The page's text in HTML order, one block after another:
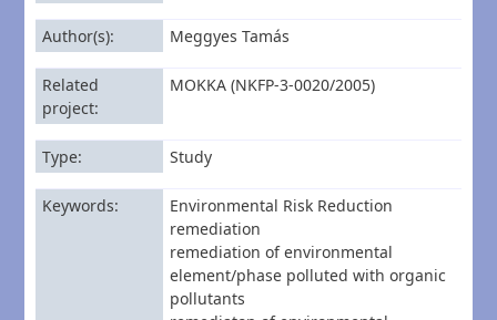
Author(s) Meggyes Tamás
Related
project
MOKKA (NKFP-3-0020/2005)
Type Study
Keywords
Environmental Risk Reduction
remediation
remediation of environmental
element/phase polluted with organic
pollutants